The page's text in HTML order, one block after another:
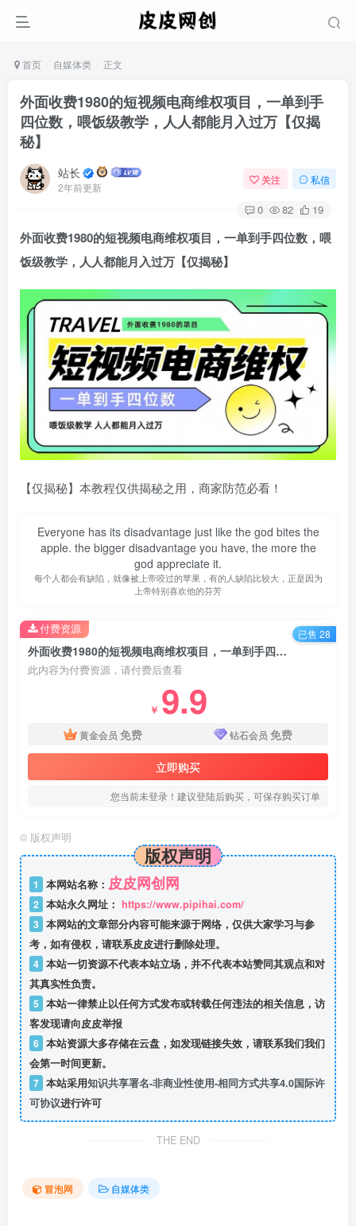
首页 自媒体类 正文
外面收费1980的短视频电商维权项目，一单到手
四位数，喂饭级教学，人人都能月入过万【仅揭
秘】
站长
2年前更新
关注 私信
0 82 19
外面收费1980的短视频电商维权项目 ，一单到手四位数，喂
饭级教学，人人都能月入过万【仅揭秘】
【仅揭秘】本教程仅供揭秘之用，商家防范必看！
Everyone has its disadvantage just like the god bites the
apple. the bigger disadvantage you have, the more the
god appreciate it.
每个人都会有缺陷，就像被上帝咬过的苹果，有的人缺陷比较大，正是因为
上帝特别喜欢他的芬芳
外面收费1980的短视频电商维权项目，一单到手四位数，喂饭级教学，人人都能月入过万【仅揭秘】
此内容为付费资源，请付费后查看
￥ 9.9
黄金会员 免费 钻石会员 免费
立即购买
您当前未登录！建议登陆后购买，可保存购买订单
付费资源 已售 28
© 版权声明
版权声明
1 本网站名称： 皮皮网创网
2 本站永久网址： https://www.pipihai.com/
3 本网站的文章部分内容可能来源于网络，仅供大家学习与参
考，如有侵权，请联系皮皮进行删除处理。
4 本站一切资源不代表本站立场，并不代表本站赞同其观点和对
其真实性负责。
5 本站一律禁止以任何方式发布或转载任何违法的相关信息，访
客发现请向皮皮举报
6 本站资源大多存储在云盘，如发现链接失效，请联系我们我们
会第一时间更新。
7 本站采用知识共享署名-非商业性使用-相同方式共享4.0国际许
可协议进行许可
THE END
冒泡网 自媒体类